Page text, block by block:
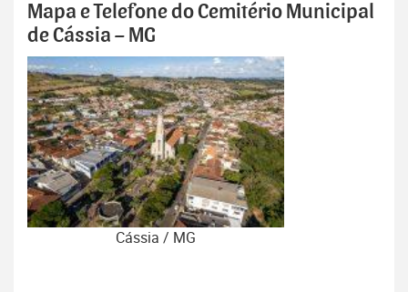
Mapa e Telefone do Cemitério Municipal
de Cássia – MG
Cássia / MG